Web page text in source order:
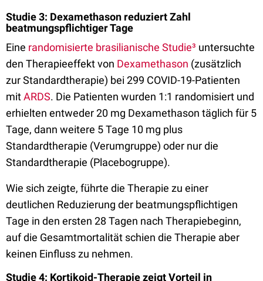
Studie 3: Dexamethason reduziert Zahl
beatmungspflichtiger Tage
Eine randomisierte brasilianische Studie³ untersuchte
den Therapieeffekt von Dexamethason (zusätzlich
zur Standardtherapie) bei 299 COVID-19-Patienten
mitARDS. Die Patienten wurden 1:1 randomisiert und
erhielten entweder 20 mg Dexamethason täglich für 5
Tage, dann weitere 5 Tage 10 mg plus
Standardtherapie (Verumgruppe) oder nur die
Standardtherapie (Placebogruppe).
Wie sich zeigte, führte die Therapie zu einer
deutlichen Reduzierung der beatmungspflichtigen
Tage in den ersten 28 Tagen nach Therapiebeginn,
auf die Gesamtmortalität schien die Therapie aber
keinen Einfluss zu nehmen.
Studie 4: Kortikoid-Therapie zeigt Vorteil in